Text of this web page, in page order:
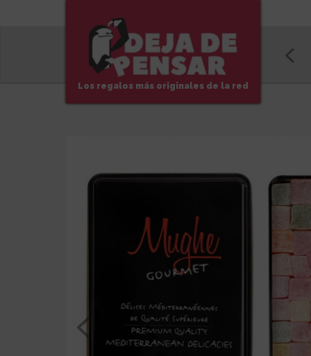
Los regalos más originales de la red